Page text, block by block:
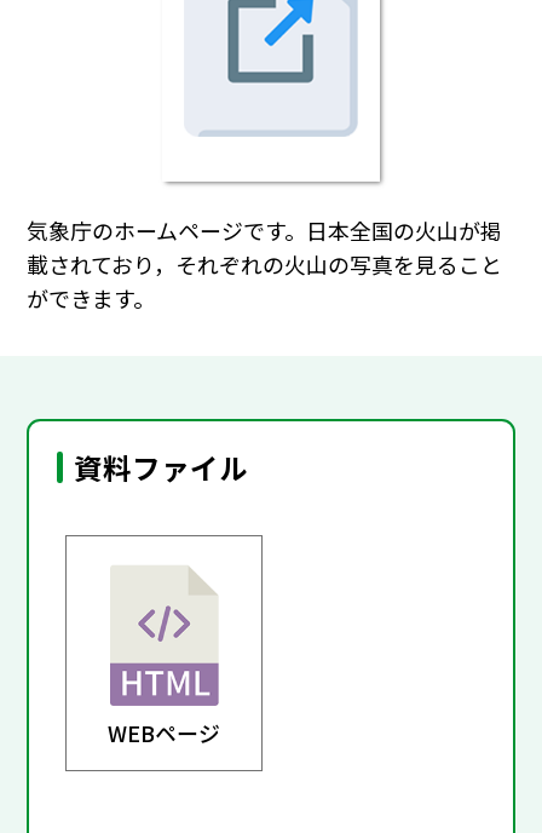
気象庁のホームページです。日本全国の火山が掲
載されており，それぞれの火山の写真を見ること
ができます。
資料ファイル
WEBページ